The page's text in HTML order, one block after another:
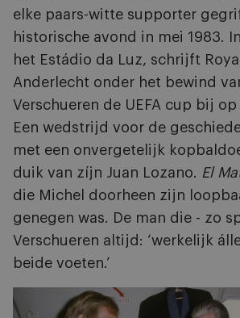
elke paars-witte supporter
historische avond in mei 1983.
het Estádio da Luz, schrijft
Anderlecht onder het bewind
Verschueren de UEFA cup bij
Een wedstrijd voor de
met een onvergetelijk
duik van zíjn Juan Lozano. El
die Michel doorheen zijn
genegen was. De man die - zo
Verschueren altijd: ‘werkelijk
beide voeten.’